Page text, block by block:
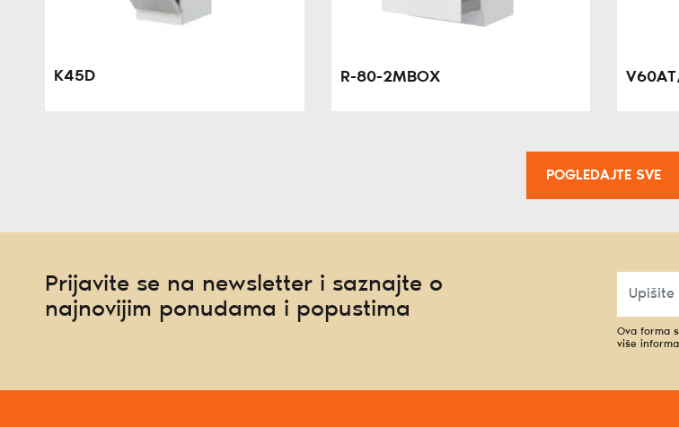
K45D R-80-2MBOX
POGLEDAJTE SVE
Prijavite se na newsletter i saznajte o
najnovijim ponudama i popustima
Ova forma
više